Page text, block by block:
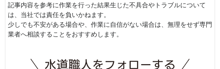
記事内容を参考に作業を行った結果生じた不具合やトラブルについて
は、当社では責任を負いかねます。
少しでも不安がある場合や、作業に自信がない場合は、無理をせず専門
業者へ相談することをおすすめします。